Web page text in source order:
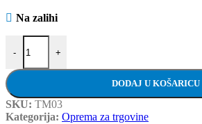
Na zalihi
-
TM03 - TEGOMETAL stopa 47 cm količina
+
DODAJ U KOŠARICU
SKU: TM03
Kategorija: Oprema za trgovine